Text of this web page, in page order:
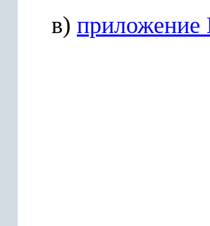
в) приложение